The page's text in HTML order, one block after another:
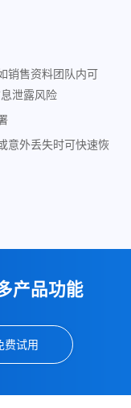
销售资料团队内可
泄露风险
意外丢失时可快速恢
产品功能
费试用